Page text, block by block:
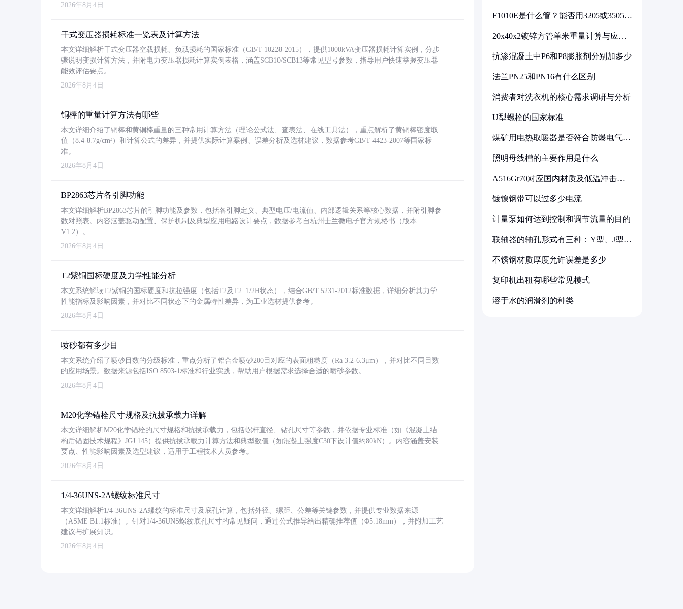
2026年8月4日
干式变压器损耗标准一览表及计算方法
本文详细解析干式变压器空载损耗、负载损耗的国家标准（GB/T 10228-2015），提供1000kVA变压器损耗计算实例，分步
骤说明变损计算方法，并附电力变压器损耗计算实例表格，涵盖SCB10/SCB13等常见型号参数，指导用户快速掌握变压器
能效评估要点。
2026年8月4日
铜棒的重量计算方法有哪些
本文详细介绍了铜棒和黄铜棒重量的三种常用计算方法（理论公式法、查表法、在线工具法），重点解析了黄铜棒密度取
值（8.4-8.7g/cm³）和计算公式的差异，并提供实际计算案例、误差分析及选材建议，数据参考GB/T 4423-2007等国家标
准。
2026年8月4日
BP2863芯片各引脚功能
本文详细解析BP2863芯片的引脚功能及参数，包括各引脚定义、典型电压/电流值、内部逻辑关系等核心数据，并附引脚参
数对照表。内容涵盖驱动配置、保护机制及典型应用电路设计要点，数据参考自杭州士兰微电子官方规格书（版本
V1.2）。
2026年8月4日
T2紫铜国标硬度及力学性能分析
本文系统解读T2紫铜的国标硬度和抗拉强度（包括T2及T2_1/2H状态），结合GB/T 5231-2012标准数据，详细分析其力学
性能指标及影响因素，并对比不同状态下的金属特性差异，为工业选材提供参考。
2026年8月4日
喷砂都有多少目
本文系统介绍了喷砂目数的分级标准，重点分析了铝合金喷砂200目对应的表面粗糙度（Ra 3.2-6.3μm），并对比不同目数
的应用场景。数据来源包括ISO 8503-1标准和行业实践，帮助用户根据需求选择合适的喷砂参数。
2026年8月4日
M20化学锚栓尺寸规格及抗拔承载力详解
本文详细解析M20化学锚栓的尺寸规格和抗拔承载力，包括螺杆直径、钻孔尺寸等参数，并依据专业标准（如《混凝土结
构后锚固技术规程》JGJ 145）提供抗拔承载力计算方法和典型数值（如混凝土强度C30下设计值约80kN）。内容涵盖安装
要点、性能影响因素及选型建议，适用于工程技术人员参考。
2026年8月4日
1/4-36UNS-2A螺纹标准尺寸
本文详细解析1/4-36UNS-2A螺纹的标准尺寸及底孔计算，包括外径、螺距、公差等关键参数，并提供专业数据来源
（ASME B1.1标准）。针对1/4-36UNS螺纹底孔尺寸的常见疑问，通过公式推导给出精确推荐值（Φ5.18mm），并附加工艺
建议与扩展知识。
2026年8月4日
F1010E是什么管？能否用3205或3505代
20x40x2镀锌方管单米重量计算与应用
抗渗混凝土中P6和P8膨胀剂分别加多少
法兰PN25和PN16有什么区别
消费者对洗衣机的核心需求调研与分析
U型螺栓的国家标准
煤矿用电热取暖器是否符合防爆电气设
照明母线槽的主要作用是什么
A516Gr70对应国内材质及低温冲击要
镀镍钢带可以过多少电流
计量泵如何达到控制和调节流量的目的
联轴器的轴孔形式有三种：Y型、J型、
不锈钢材质厚度允许误差是多少
复印机出租有哪些常见模式
溶于水的润滑剂的种类